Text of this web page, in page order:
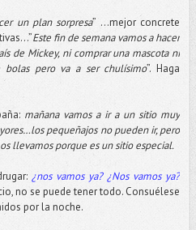
un plan sorpresa” …mejor concrete
Este fin de semana vamos a hacer
de Mickey, ni comprar una mascota ni
pero va a ser chulísimo”. Haga
mañana vamos a ir a un sitio muy
pequeñajos no pueden ir, pero
llevamos porque es un sitio especial.
¿nos vamos ya? ¿Nos vamos ya?
no se puede tener todo. Consuélese
por la noche.